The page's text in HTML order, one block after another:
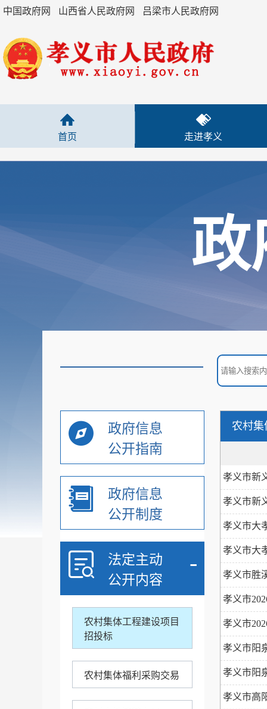
中国政府网 山西省人民政府网 吕梁市人民政府网
首页 走进孝义
政
政府信息
公开指南
政府信息
公开制度
法定主动
公开内容
-
重大会议信息 +
函复类文件
重大行政决策预公开
重点领域信息公开
监管服务处罚类
信息公开
公共资源交易 +
农村产权交易
农村集体工程建设项目
招投标
农村集体福利采购交易
农村集
孝义市新
孝义市新
孝义市大
孝义市大
孝义市胜
告
孝义市
工程招标
孝义市
工程招标
孝义市阳
孝义市阳
孝义市高